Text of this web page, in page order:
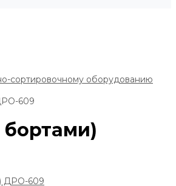
сортировочному оборудованию
609
бортами)